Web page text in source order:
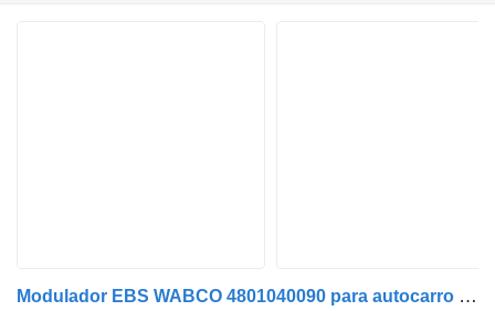
Modulador EBS WABCO 4801040090 para autocarro Solaris Urbino, Alpino, Vacanza (1999-)